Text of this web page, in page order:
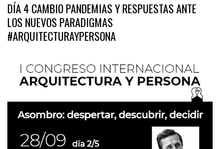
DÍA 4 CAMBIO PANDEMIAS Y RESPUESTAS ANTE
LOS NUEVOS PARADIGMAS
#ARQUITECTURAYPERSONA